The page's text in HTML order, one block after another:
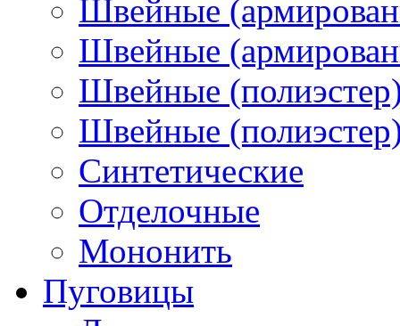
Швейные
Швейные
Швейные
Швейные
Синтетические
Отделочные
Мононить
Пуговицы